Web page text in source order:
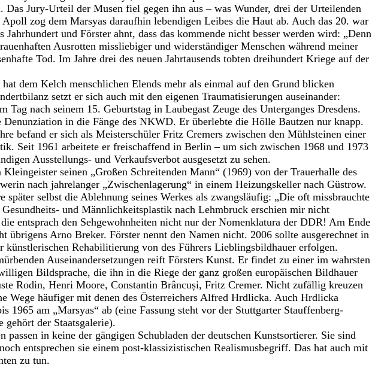
Das Jury-Urteil der Musen fiel gegen ihn aus – was Wunder, drei der Urteilenden
zog dem Marsyas daraufhin lebendigen Leibes die Haut ab. Auch das 20. war
Jahrhundert und Förster ahnt, dass das kommende nicht besser werden wird: „Denn
Ausrotten missliebiger und widerständiger Menschen während meiner
Tod. Im Jahre drei des neuen Jahrtausends tobten dreihundert Kriege auf der
dem Kelch menschlichen Elends mehr als einmal auf den Grund blicken
setzt er sich auch mit den eigenen Traumatisierungen auseinander:
Tag nach seinem 15. Geburtstag in Laubegast Zeuge des Unterganges Dresdens.
Denunziation in die Fänge des NKWD. Er überlebte die Hölle Bautzen nur knapp.
befand er sich als Meisterschüler Fritz Cremers zwischen den Mühlsteinen einer
Seit 1961 arbeitete er freischaffend in Berlin – um sich zwischen 1968 und 1973
Ausstellungs- und Verkaufsverbot ausgesetzt zu sehen.
seinen „Großen Schreitenden Mann“ (1969) von der Trauerhalle des
nach jahrelanger „Zwischenlagerung“ in einem Heizungskeller nach Güstrow.
später selbst die Ablehnung seines Werkes als zwangsläufig: „Die oft missbrauchte
und Männlichkeitsplastik nach Lehmbruck erschien mir nicht
entsprach den Sehgewohnheiten nicht nur der Nomenklatura der DDR! Am Ende
übrigens Arno Breker. Förster nennt den Namen nicht. 2006 sollte ausgerechnet in
künstlerischen Rehabilitierung von des Führers Lieblingsbildhauer erfolgen.
Auseinandersetzungen reift Försters Kunst. Er findet zu einer im wahrsten
Bildsprache, die ihn in die Riege der ganz großen europäischen Bildhauer
Rodin, Henri Moore, Constantin Brâncuși, Fritz Cremer. Nicht zufällig kreuzen
Wege häufiger mit denen des Österreichers Alfred Hrdlicka. Auch Hrdlicka
1965 am „Marsyas“ ab (eine Fassung steht vor der Stuttgarter Stauffenberg-
gehört der Staatsgalerie).
passen in keine der gängigen Schubladen der deutschen Kunstsortierer. Sie sind
entsprechen sie einem post-klassizistischen Realismusbegriff. Das hat auch mit
zu tun.